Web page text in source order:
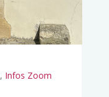
, Infos Zoom